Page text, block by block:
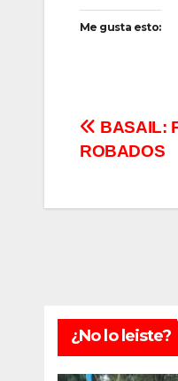
Me gusta esto:
BASAIL:
ROBADOS
¿No lo leiste?